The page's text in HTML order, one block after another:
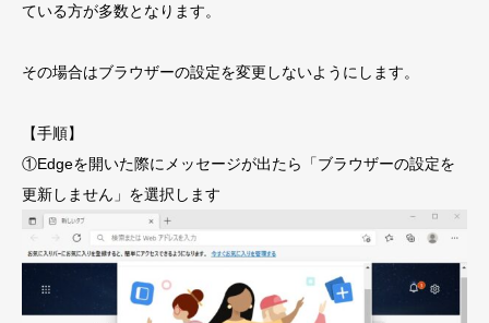
ている方が多数となります。
その場合はブラウザーの設定を変更しないようにします。
【手順】
①Edgeを開いた際にメッセージが出たら「ブラウザーの設定を
更新しません」を選択します